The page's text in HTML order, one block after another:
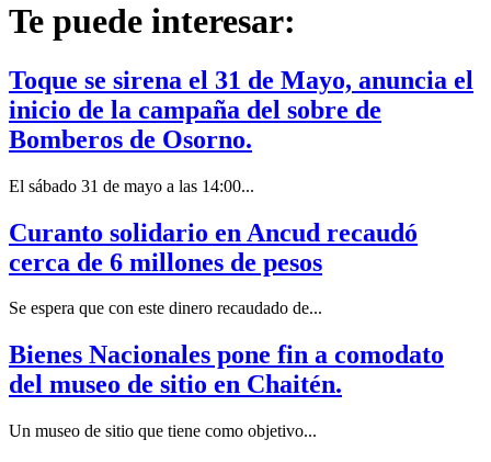
Te puede interesar:
Toque se sirena el 31 de Mayo, anuncia el
inicio de la campaña del sobre de
Bomberos de Osorno.
El sábado 31 de mayo a las 14:00...
Curanto solidario en Ancud recaudó
cerca de 6 millones de pesos
Se espera que con este dinero recaudado de...
Bienes Nacionales pone fin a comodato
del museo de sitio en Chaitén.
Un museo de sitio que tiene como objetivo...